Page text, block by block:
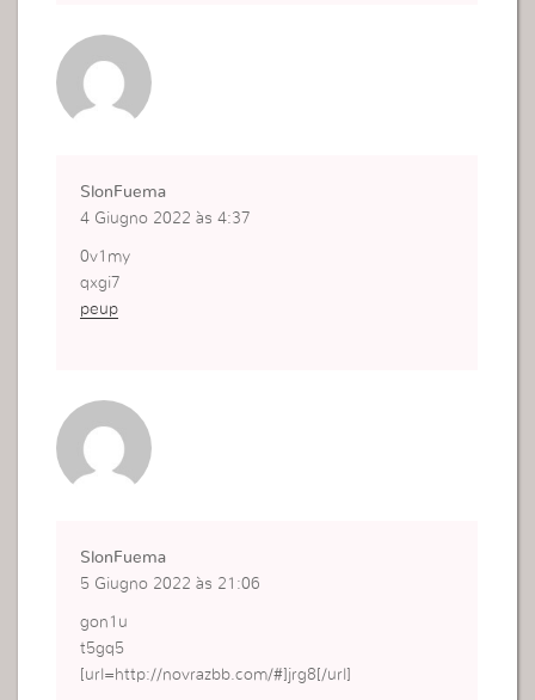
SlonFuema
4 Giugno 2022 às 4:37
0v1my
qxgi7
peup
SlonFuema
5 Giugno 2022 às 21:06
gon1u
t5gq5
[url=http://novrazbb.com/#]jrg8[/url]